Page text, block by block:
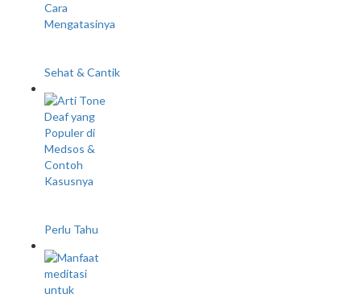
Sehat & Cantik
Perlu Tahu